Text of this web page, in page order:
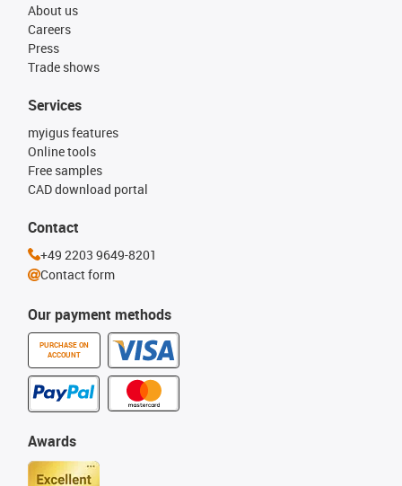
About us
Careers
Press
Trade shows
Our payment methods
PURCHASE ON
ACCOUNT
Services
myigus features
Online tools
Free samples
CAD download portal
Awards
Contact
+49 2203 9649-8201
Contact form